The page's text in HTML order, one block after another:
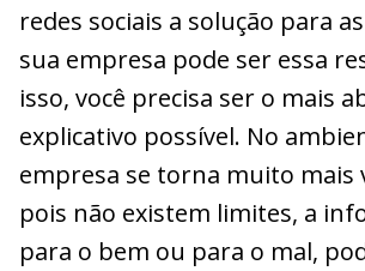
redes sociais a solução para
sua empresa pode ser essa
isso, você precisa ser o mais
explicativo possível. No
empresa se torna muito mais
pois não existem limites, a
para o bem ou para o mal,